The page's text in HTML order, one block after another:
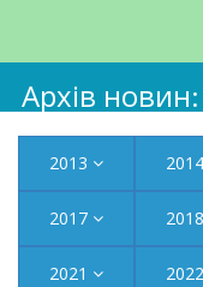
Архів новин
2013 2014
2017 2018
2021 2022